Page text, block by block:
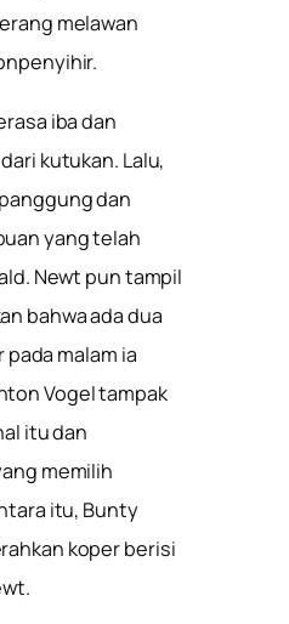
melawan
iba dan
kutukan. Lalu,
dan
yang telah
Newt pun tampil
bahwa ada dua
malam ia
Vogel tampak
itu dan
memilih
itu, Bunty
koper berisi